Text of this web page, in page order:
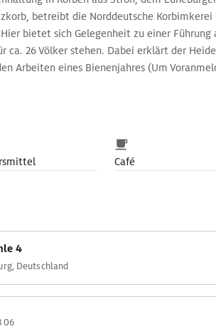
betreibt die Norddeutsche Korbimkerei
bietet sich Gelegenheit zu einer Führung
ca. 26 Völker stehen. Dabei erklärt der
Arbeiten eines Bienenjahres (Um
Café
4
Deutschland
06